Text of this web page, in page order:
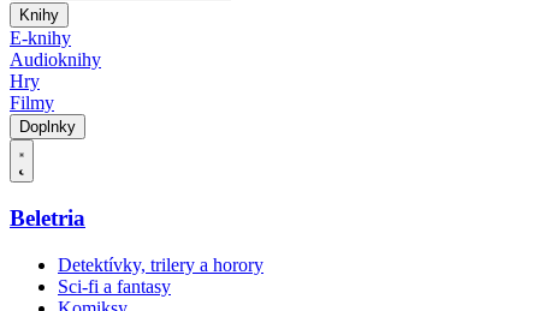
Knihy
E-knihy
Audioknihy
Hry
Filmy
Doplnky
Beletria
Detektívky, trilery a horory
Sci-fi a fantasy